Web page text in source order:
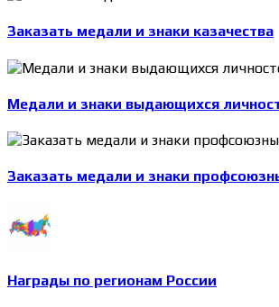
Заказать медали и знаки казачества
Медали и знаки выдающихся
Заказать медали и знаки
Награды по регионам России